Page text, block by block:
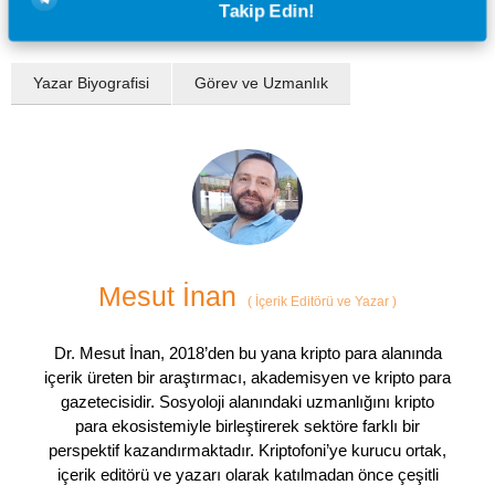
Takip Edin!
Yazar Biyografisi Görev ve Uzmanlık
Mesut İnan ( İçerik Editörü ve Yazar )
Dr. Mesut İnan, 2018’den bu yana kripto para alanında
içerik üreten bir araştırmacı, akademisyen ve kripto para
gazetecisidir. Sosyoloji alanındaki uzmanlığını kripto
para ekosistemiyle birleştirerek sektöre farklı bir
perspektif kazandırmaktadır. Kriptofoni’ye kurucu ortak,
içerik editörü ve yazarı olarak katılmadan önce çeşitli